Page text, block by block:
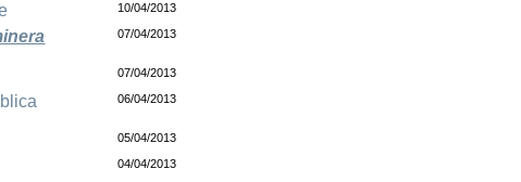
10/04/2013
07/04/2013
07/04/2013
06/04/2013
05/04/2013
04/04/2013